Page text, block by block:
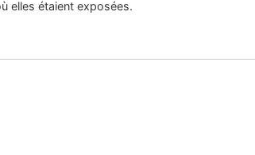
elles étaient exposées.